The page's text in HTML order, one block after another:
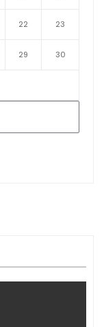
22 23
29 30